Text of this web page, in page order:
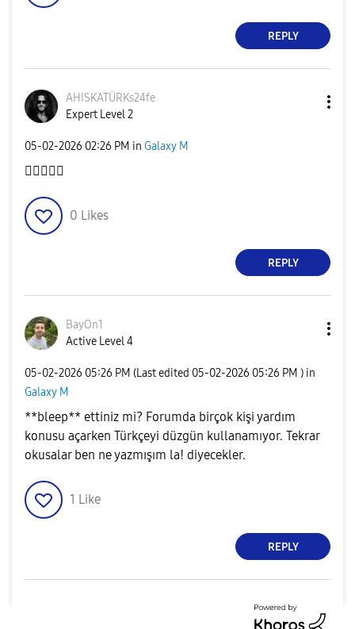
REPLY
AHISKATÜRKs24fe
Expert Level 2
‎05-02-2026 02:26 PM in Galaxy M
🫩🫩🫩🫩🫩
0 Likes
REPLY
BayOn1
Active Level 4
‎05-02-2026 05:26 PM (Last edited ‎05-02-2026 05:26 PM ) in
Galaxy M
**bleep** ettiniz mi? Forumda birçok kişi yardım
konusu açarken Türkçeyi düzgün kullanamıyor. Tekrar
okusalar ben ne yazmışım la! diyecekler.
1 Like
REPLY